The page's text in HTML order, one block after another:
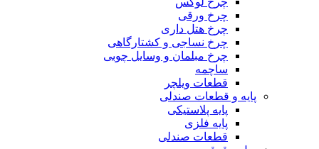
چرخ ورقی
چرخ هتل داری
چرخ نساجی و کشتارگاهی
چرخ مبلمان و وسایل چوبی
ساچمه
قطعات ویلچر
پایه و قطعات صندلی
پایه پلاستیکی
پایه فلزی
قطعات صندلی